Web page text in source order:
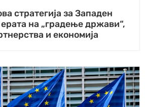
стратегија за Западен
на „градење држави“,
и економија